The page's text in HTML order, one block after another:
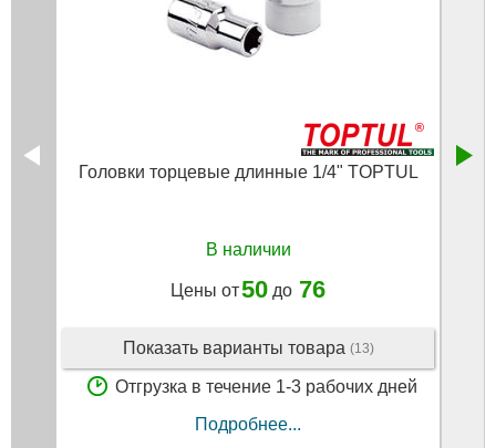
Головки торцевые длинные 1/4" TOPTUL
В наличии
Цены от50 до 76
Показать варианты товара (13)
Отгрузка в течение 1-3 рабочих дней
Подробнее...